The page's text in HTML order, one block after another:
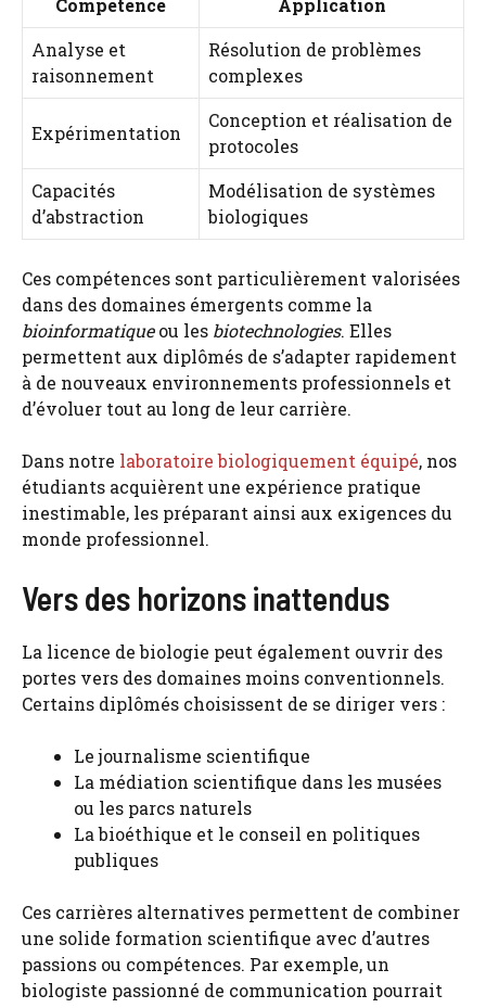
Compétence
Application
Analyse et
raisonnement
Résolution de problèmes
complexes
Expérimentation
Conception et réalisation de
protocoles
Capacités
d’abstraction
Modélisation de systèmes
biologiques
Ces compétences sont particulièrement valorisées
dans des domaines émergents comme la
bioinformatiqueou les biotechnologies. Elles
permettent aux diplômés de s’adapter rapidement
à de nouveaux environnements professionnels et
d’évoluer tout au long de leur carrière.
Dans notre laboratoire biologiquement équipé, nos
étudiants acquièrent une expérience pratique
inestimable, les préparant ainsi aux exigences du
monde professionnel.
Vers des horizons inattendus
La licence de biologie peut également ouvrir des
portes vers des domaines moins conventionnels.
Certains diplômés choisissent de se diriger vers :
Le journalisme scientifique
La médiation scientifique dans les musées
ou les parcs naturels
La bioéthique et le conseil en politiques
publiques
Ces carrières alternatives permettent de combiner
une solide formation scientifique avec d’autres
passions ou compétences. Par exemple, un
biologiste passionné de communication pourrait